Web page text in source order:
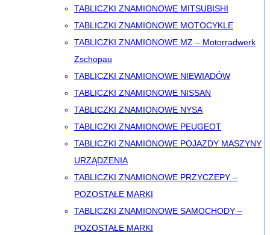
TABLICZKI ZNAMIONOWE MITSUBISHI
TABLICZKI ZNAMIONOWE MOTOCYKLE
TABLICZKI ZNAMIONOWE MZ – Motorradwerk
Zschopau
TABLICZKI ZNAMIONOWE NIEWIADÓW
TABLICZKI ZNAMIONOWE NISSAN
TABLICZKI ZNAMIONOWE NYSA
TABLICZKI ZNAMIONOWE PEUGEOT
TABLICZKI ZNAMIONOWE POJAZDY MASZYNY
URZĄDZENIA
TABLICZKI ZNAMIONOWE PRZYCZEPY –
POZOSTAŁE MARKI
TABLICZKI ZNAMIONOWE SAMOCHODY –
POZOSTAŁE MARKI